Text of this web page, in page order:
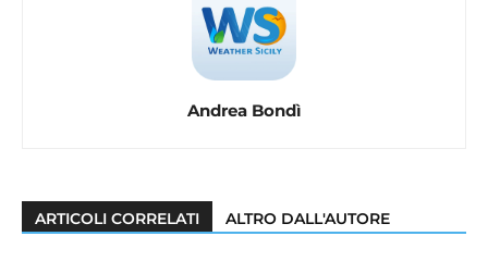
Andrea Bondì
ARTICOLI CORRELATI ALTRO DALL'AUTORE